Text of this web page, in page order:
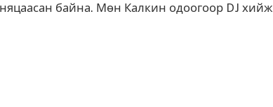
няцаасан байна. Мөн Калкин одоогоор DJ хийж